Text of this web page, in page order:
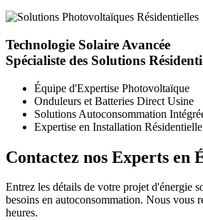
Technologie Solaire Avancée
Spécialiste des Solutions
Équipe d'Expertise Photovoltaïque
Onduleurs et Batteries Direct Usine
Solutions Autoconsommation
Expertise en Installation Résidentielle
Contactez nos Experts en
Entrez les détails de votre projet d'énergie
besoins en autoconsommation. Nous vous
heures.